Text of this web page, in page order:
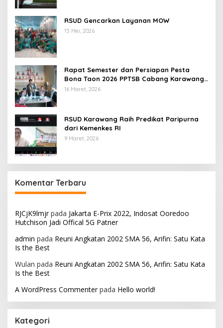
RSUD Gencarkan Layanan MOW
15 Mei, 2026
Rapat Semester dan Persiapan Pesta
Bona Taon 2026 PPTSB Cabang Karawang
Digelar
16 Maret, 2026
RSUD Karawang Raih Predikat Paripurna
dari Kemenkes RI
9 Maret, 2026
Komentar Terbaru
RJCjK9lmjrpada Jakarta E-Prix 2022, Indosat Ooredoo
Hutchison Jadi Offical 5G Patner
admin pada Reuni Angkatan 2002 SMA 56, Arifin: Satu Kata
Is the Best
Wulan pada Reuni Angkatan 2002 SMA 56, Arifin: Satu Kata
Is the Best
A WordPress Commenterpada Hello world!
Kategori